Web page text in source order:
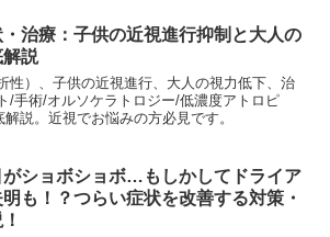
治療：子供の近視進行抑制と大人の
解説
性）、子供の近視進行、大人の視力低下、治
/手術/オルソケラトロジー/低濃度アトロピ
説。近視でお悩みの方必見です。
ショボショボ…もしかしてドライア
も！？つらい症状を改善する対策・